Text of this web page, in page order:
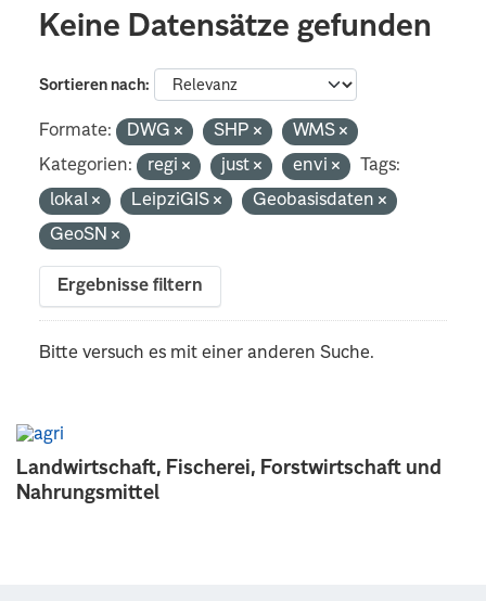
Landwirtschaft, Fischerei, Forstwirtschaft und
Nahrungsmittel
Keine Datensätze gefunden
Sortieren nach
Formate: DWG SHP
WMS
Kategorien:
regi just envi
Tags:
lokal
LeipziGIS
Geobasisdaten
GeoSN
Ergebnisse filtern
Bitte versuch es mit einer anderen Suche.